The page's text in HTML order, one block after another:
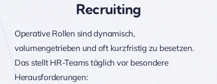
Recruiting
Operative Rollen sind dynamisch,
volumengetrieben und oft kurzfristig zu besetzen.
Das stellt HR-Teams täglich vor besondere
Herausforderungen: